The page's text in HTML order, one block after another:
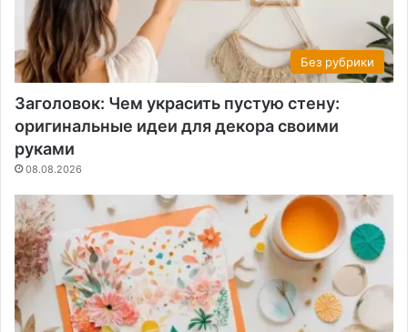
Без рубрики
Заголовок: Чем украсить пустую стену:
оригинальные идеи для декора своими
руками
08.08.2026